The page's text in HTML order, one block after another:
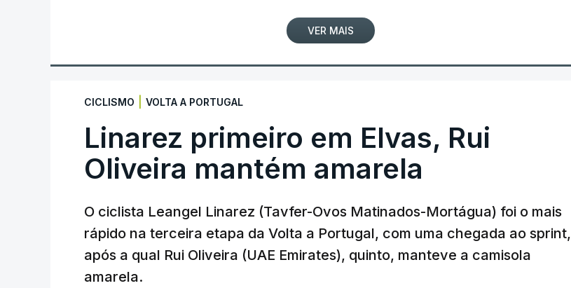
VER MAIS
CICLISMO VOLTA A PORTUGAL
Linarez primeiro em Elvas, Rui
Oliveira mantém amarela
O ciclista Leangel Linarez (Tavfer-Ovos Matinados-Mortágua) foi o mais
rápido na terceira etapa da Volta a Portugal, com uma chegada ao sprint,
após a qual Rui Oliveira (UAE Emirates), quinto, manteve a camisola
amarela.